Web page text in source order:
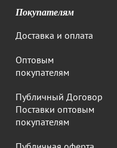
Покупателям
Доставка и оплата
Оптовым
покупателям
Публичный Договор
Поставки оптовым
покупателям